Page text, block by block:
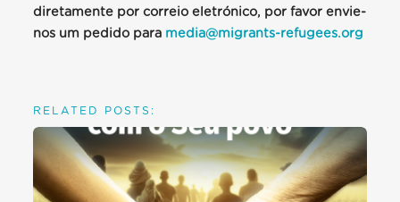
diretamente por correio eletrónico, por favor envie-
nos um pedido para media@migrants-refugees.org
RELATED POSTS: